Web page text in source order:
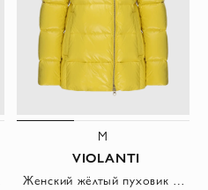
M
VIOLANTI
Женский жёлтый пуховик с объёмным воротником и капюшоном